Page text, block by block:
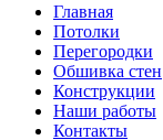
Главная
Потолки
Перегородки
Обшивка стен
Конструкции
Наши работы
Контакты